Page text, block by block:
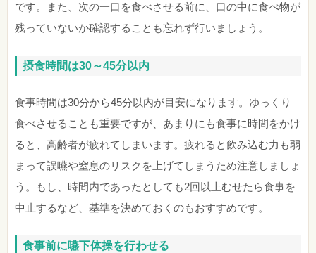
です。また、次の一口を食べさせる前に、口の中に食べ物が
残っていないか確認することも忘れず行いましょう。
摂食時間は30～45分以内
食事時間は30分から45分以内が目安になります。ゆっくり
食べさせることも重要ですが、あまりにも食事に時間をかけ
ると、高齢者が疲れてしまいます。疲れると飲み込む力も弱
まって誤嚥や窒息のリスクを上げてしまうため注意しましょ
う。もし、時間内であったとしても2回以上むせたら食事を
中止するなど、基準を決めておくのもおすすめです。
食事前に嚥下体操を行わせる